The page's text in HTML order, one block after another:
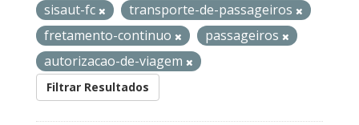
sisaut-fc
transporte-de-passageiros
fretamento-continuo
passageiros
autorizacao-de-viagem
Filtrar Resultados